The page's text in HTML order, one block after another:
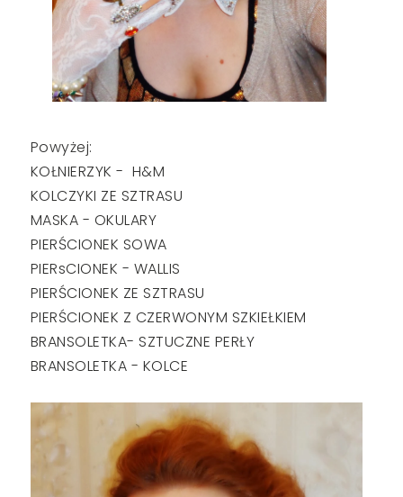
Powyżej:
KOŁNIERZYK - H&M
KOLCZYKI ZE SZTRASU
MASKA - OKULARY
PIERŚCIONEK SOWA
PIERsCIONEK - WALLIS
PIERŚCIONEK ZE SZTRASU
PIERŚCIONEK Z CZERWONYM SZKIEŁKIEM
BRANSOLETKA- SZTUCZNE PERŁY
BRANSOLETKA - KOLCE